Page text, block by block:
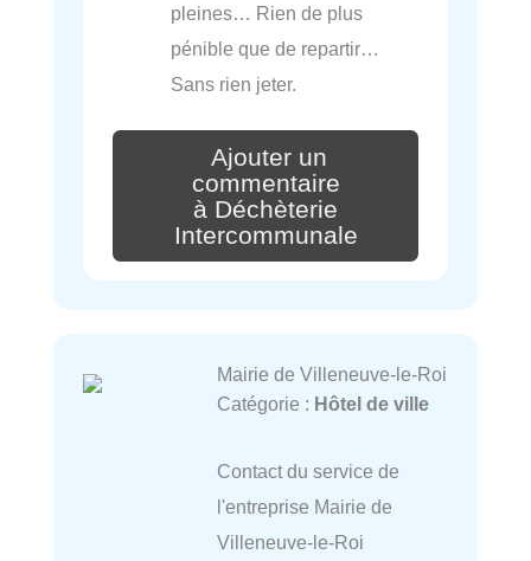
pleines… Rien de plus
pénible que de repartir…
Sans rien jeter.
Ajouter un
commentaire
à Déchèterie
Intercommunale
Mairie de Villeneuve-le-Roi
Catégorie : Hôtel de ville
Contact du service de
l'entreprise Mairie de
Villeneuve-le-Roi